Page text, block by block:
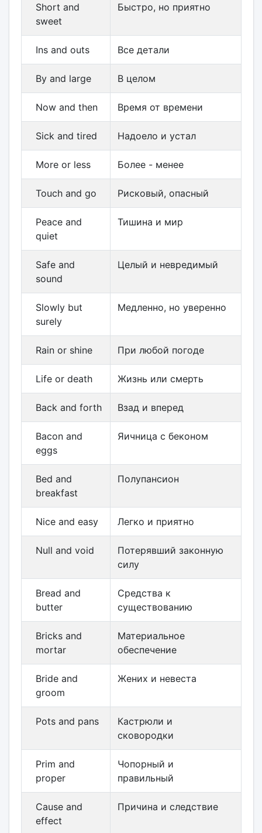
Short and
sweet
Быстро, но приятно
Ins and outs Все детали
By and large В целом
Now and then Время от времени
Sick and tired Надоело и устал
More or less Более - менее
Touch and go Рисковый, опасный
Peace and
quiet
Тишина и мир
Safe and
sound
Целый и невредимый
Slowly but
surely
Медленно, но уверенно
Rain or shine При любой погоде
Life or death Жизнь или смерть
Back and forth Взад и вперед
Bacon and
eggs
Яичница с беконом
Bed and
breakfast
Полупансион
Nice and easy Легко и приятно
Null and void
Потерявший законную
силу
Bread and
butter
Средства к
существованию
Bricks and
mortar
Материальное
обеспечение
Bride and
groom
Жених и невеста
Pots and pans
Кастрюли и
сковородки
Prim and
proper
Чопорный и
правильный
Cause and
effect
Причина и следствие